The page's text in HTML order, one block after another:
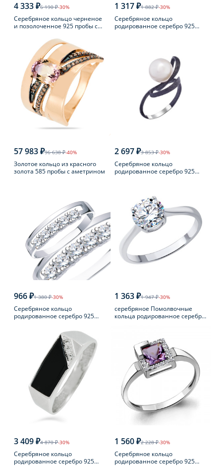
4 333 ₽6 190 ₽-30%
Серебряное кольцо черненое
и позолоченное 925 пробы с
1 317 ₽1 882 ₽-30%
Серебряное кольцо
родированное серебро 925
57 983 ₽96 638 ₽-40%
Золотое кольцо из красного
золота 585 пробы с аметрином
2 697 ₽3 853 ₽-30%
Серебряное кольцо
родированное серебро 925
966 ₽1 380 ₽-30%
Серебряное кольцо
родированное серебро 925
1 363 ₽1 947 ₽-30%
серебряное Помолвочные
кольца родированное серебро
3 409 ₽4 870 ₽-30%
Серебряное кольцо
родированное серебро 925
1 560 ₽2 228 ₽-30%
Серебряное кольцо
родированное серебро 925